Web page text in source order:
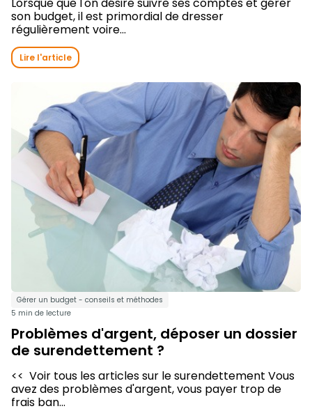
son budget, il est primordial de dresser
régulièrement voire...
Lire l'article
Gérer un budget - conseils et méthodes
5 min de lecture
Problèmes d'argent, déposer un dossier
de surendettement ?
<< Voir tous les articles sur le surendettement Vous
avez des problèmes d'argent, vous payer trop de
frais ban...